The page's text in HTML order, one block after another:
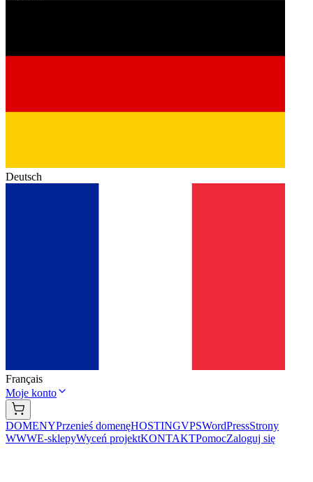
Deutsch
Français
Moje konto
DOMENYPrzenieś domenęHOSTINGVPSWordPressStrony
WWWE-sklepyWyceń projektKONTAKTPomocZaloguj się